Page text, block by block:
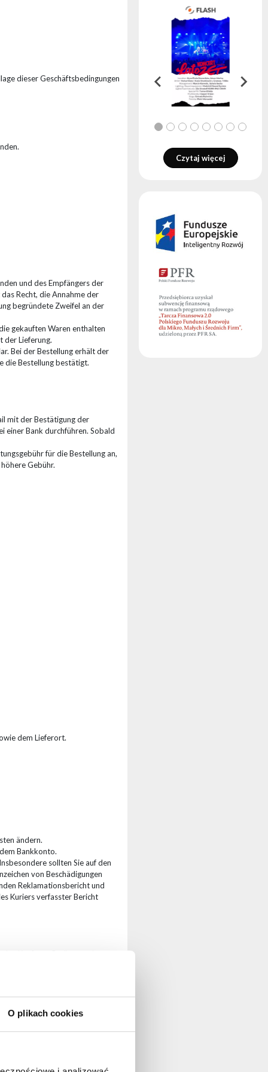
O plikach cookies
dieser Geschäftsbedingungen
und des Empfängers der
Recht, die Annahme der
begründete Zweifel an der
gekauften Waren enthalten
der Lieferung.
Bei der Bestellung erhält der
die Bestellung bestätigt.
mit der Bestätigung der
einer Bank durchführen. Sobald
für die Bestellung an,
Gebühr.
dem Lieferort.
ändern.
Bankkonto.
sollten Sie auf den
von Beschädigungen
Reklamationsbericht und
Kuriers verfasster Bericht
aus. Wir betreuen
Czytaj więcej